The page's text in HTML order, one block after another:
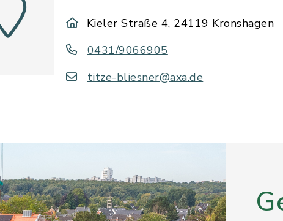
Kieler Straße 4, 24119 Kronshagen
0431/9066905
titze-bliesner@axa.de